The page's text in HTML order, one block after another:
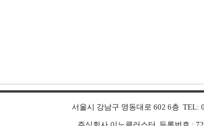
서울시 강남구 영동대로 602 6층 TEL: